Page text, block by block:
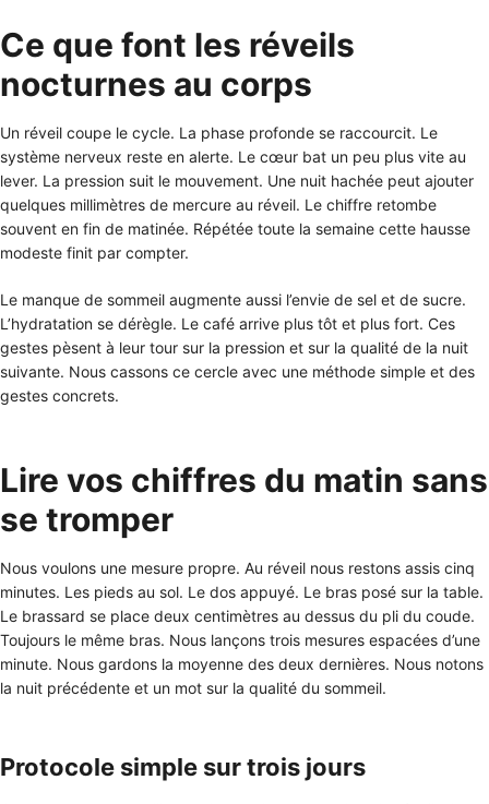
Ce que font les réveils
nocturnes au corps
Un réveil coupe le cycle. La phase profonde se raccourcit. Le
système nerveux reste en alerte. Le cœur bat un peu plus vite au
lever. La pression suit le mouvement. Une nuit hachée peut ajouter
quelques millimètres de mercure au réveil. Le chiffre retombe
souvent en fin de matinée. Répétée toute la semaine cette hausse
modeste finit par compter.
Le manque de sommeil augmente aussi l’envie de sel et de sucre.
L’hydratation se dérègle. Le café arrive plus tôt et plus fort. Ces
gestes pèsent à leur tour sur la pression et sur la qualité de la nuit
suivante. Nous cassons ce cercle avec une méthode simple et des
gestes concrets.
Lire vos chiffres du matin sans
se tromper
Nous voulons une mesure propre. Au réveil nous restons assis cinq
minutes. Les pieds au sol. Le dos appuyé. Le bras posé sur la table.
Le brassard se place deux centimètres au dessus du pli du coude.
Toujours le même bras. Nous lançons trois mesures espacées d’une
minute. Nous gardons la moyenne des deux dernières. Nous notons
la nuit précédente et un mot sur la qualité du sommeil.
Protocole simple sur trois jours